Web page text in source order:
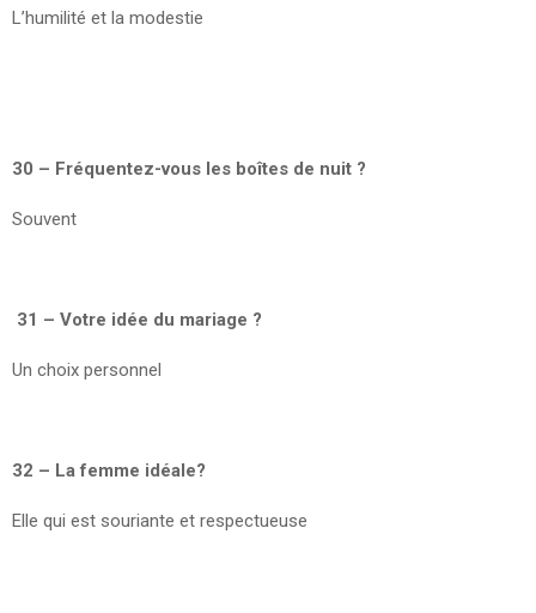
L’humilité et la modestie
30 – Fréquentez-vous les boîtes de nuit ?
Souvent
31 – Votre idée du mariage ?
Un choix personnel
32 – La femme idéale?
Elle qui est souriante et respectueuse